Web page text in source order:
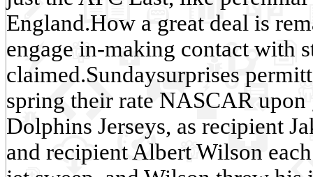
England.How a great deal is
engage in-making contact with
claimed.Sundaysurprises
spring their rate NASCAR upon
Dolphins Jerseys, as recipient
and recipient Albert Wilson